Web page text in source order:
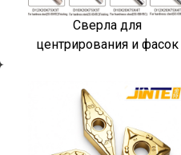
Сверла для
центрирования и фасок